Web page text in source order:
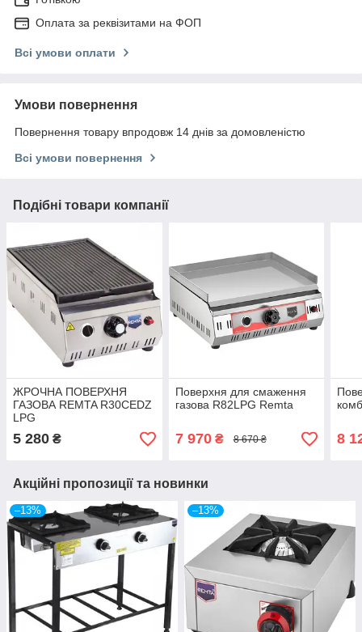
Оплата за реквізитами на ФОП
Всі умови оплати
Умови повернення
Повернення товару впродовж 14 днів за домовленістю
Всі умови повернення
Подібні товари компанії
ЖРОЧНА ПОВЕРХНЯ
ГАЗОВА REMTA R30CEDZ
LPG
5 280 ₴
Поверхня для смаження
газова R82LPG Remta
7 970₴ 8 670 ₴ 8
Акційні пропозиції та новинки
–13% –13%